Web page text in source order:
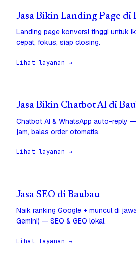
Jasa Bikin Landing Page di
Landing page konversi tinggi untuk
cepat, fokus, siap closing.
Lihat layanan →
Jasa Bikin Chatbot AI di
Chatbot AI & WhatsApp auto-reply
jam, balas order otomatis.
Lihat layanan →
Jasa SEO di Baubau
Naik ranking Google + muncul di
Gemini) — SEO & GEO lokal.
Lihat layanan →